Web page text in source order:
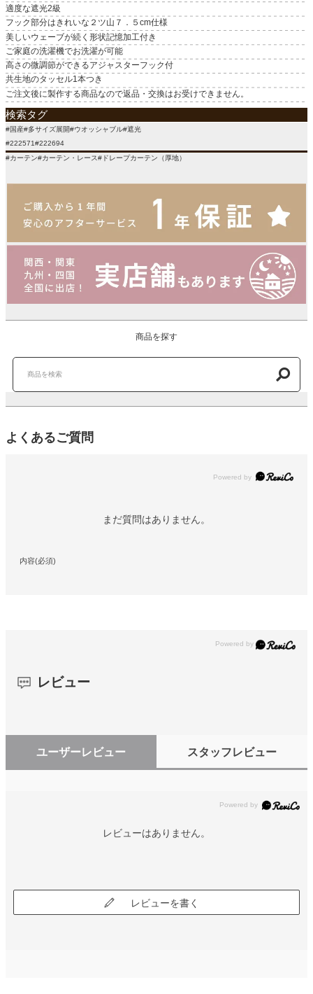
適度な遮光2級
フック部分はきれいな２ツ山７．５cm仕様
美しいウェーブが続く形状記憶加工付き
ご家庭の洗濯機でお洗濯が可能
高さの微調節ができるアジャスターフック付
共生地のタッセル1本つき
ご注文後に製作する商品なので返品・交換はお受けできません。
検索タグ
#国産#多サイズ展開#ウオッシャブル#遮光
#222571#222694
#カーテン#カーテン・レース#ドレープカーテン（厚地）
商品を探す
よくあるご質問
Powered by
まだ質問はありません。
内容(必須)
レビュー
ユーザーレビュー スタッフレビュー
レビューはありません。
レビューを書く